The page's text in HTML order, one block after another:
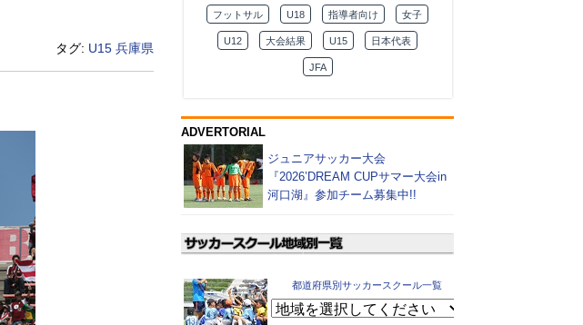
タグ: U15 兵庫県
フットサル U18 指導者向け 女子
U12 大会結果 U15 日本代表
JFA
ADVERTORIAL
ジュニアサッカー大会
『2026’DREAM CUPサマー大会in
河口湖』参加チーム募集中!!
都道府県別サッカースクール一覧